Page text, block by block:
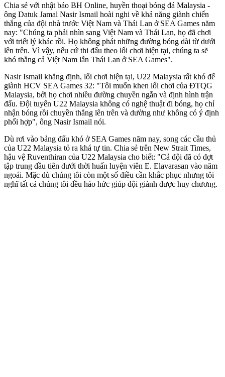
Chia sẻ với nhật báo BH Online, huyền thoại bóng đá Malaysia -
ông Datuk Jamal Nasir Ismail hoài nghi về khả năng giành chiến
thắng của đội nhà trước Việt Nam và Thái Lan ở SEA Games năm
nay: "Chúng ta phải nhìn sang Việt Nam và Thái Lan, họ đã chơi
với triết lý khác rồi. Họ không phát những đường bóng dài từ dưới
lên trên. Vì vậy, nếu cứ thi đấu theo lối chơi hiện tại, chúng ta sẽ
khó thắng cả Việt Nam lẫn Thái Lan ở SEA Games".
Nasir Ismail khẳng định, lối chơi hiện tại, U22 Malaysia rất khó để
giành HCV SEA Games 32: "Tôi muốn khen lối chơi của ĐTQG
Malaysia, bởi họ chơi nhiều đường chuyền ngắn và định hình trận
đấu. Đội tuyển U22 Malaysia không có nghệ thuật đi bóng, họ chỉ
nhận bóng rồi chuyền thẳng lên trên và dường như không có ý định
phối hợp", ông Nasir Ismail nói.
Dù rơi vào bảng đấu khó ở SEA Games năm nay, song các cầu thủ
của U22 Malaysia tỏ ra khá tự tin. Chia sẻ trên New Strait Times,
hậu vệ Ruventhiran của U22 Malaysia cho biết: "Cả đội đã có đợt
tập trung đầu tiên dưới thời huấn luyện viên E. Elavarasan vào năm
ngoái. Mặc dù chúng tôi còn một số điều cần khắc phục nhưng tôi
nghĩ tất cả chúng tôi đều háo hức giúp đội giành được huy chương.